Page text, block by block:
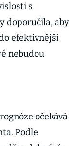
s
doporučila, aby
efektivnější
nebudou
očekává
Podle